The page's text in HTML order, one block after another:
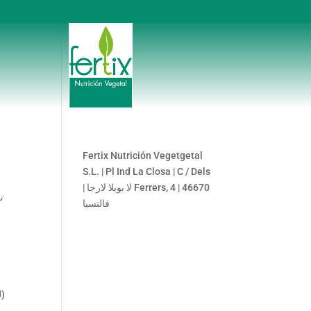
Fertix Nutrición Vegetgetal
S.L. | Pl Ind La Closa | C / Dels
Ferrers, 4 | 46670 لا بوبلا لارجا |
فالنسيا